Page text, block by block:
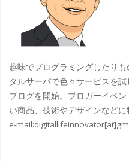
た"
趣味でプログラミングしたり
タルサーバで色々サービスを
ブログを開始。ブロガーイベ
い商品、技術やデザインなどに
e-mail: